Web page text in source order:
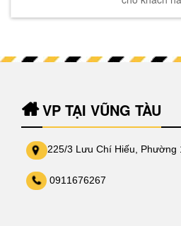
VP TẠI VŨNG TÀU
225/3 Lưu Chí Hiếu, Phường
0911676267